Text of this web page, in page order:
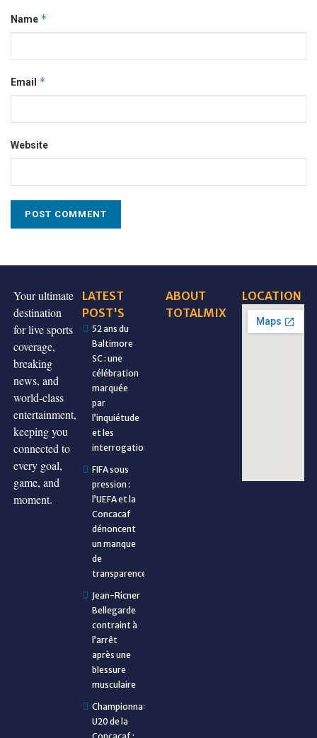
Name *
Email *
Website
Your ultimate
destination
for live sports
coverage,
breaking
news, and
world-class
entertainment,
keeping you
connected to
every goal,
game, and
moment.
LATEST
POST'S
52 ans du
Baltimore
SC : une
célébration
marquée
par
l’inquiétude
et les
interrogations
FIFA sous
pression :
l’UEFA et la
Concacaf
dénoncent
un manque
de
transparence
Jean-Ricner
Bellegarde
contraint à
l’arrêt
après une
blessure
musculaire
Championnat
U20 de la
ABOUT
TOTALMIX
LOCATION